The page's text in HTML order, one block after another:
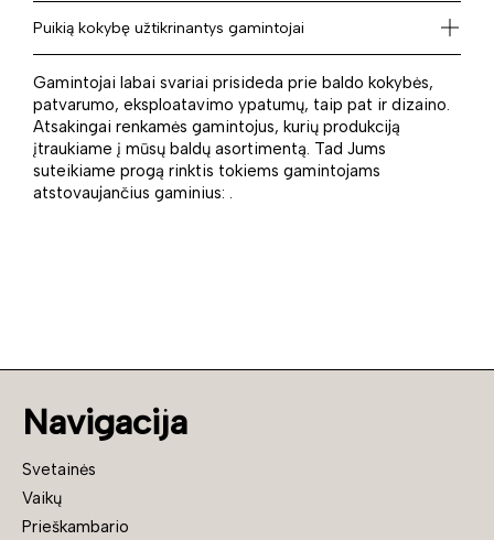
Puikią kokybę užtikrinantys gamintojai
Gamintojai labai svariai prisideda prie baldo kokybės,
patvarumo, eksploatavimo ypatumų, taip pat ir dizaino.
Atsakingai renkamės gamintojus, kurių produkciją
įtraukiame į mūsų baldų asortimentą. Tad Jums
suteikiame progą rinktis tokiems gamintojams
atstovaujančius gaminius: .
Navigacija
Svetainės
Vaikų
Prieškambario